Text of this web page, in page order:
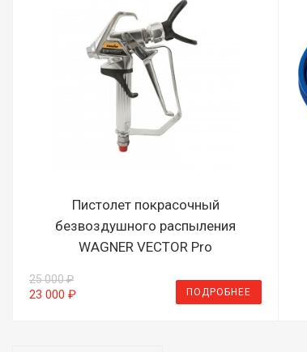
Пистолет покрасочный
безвоздушного распыления
WAGNER VECTOR Pro
25 000 ₽
23 000 ₽ ПОДРОБНЕЕ